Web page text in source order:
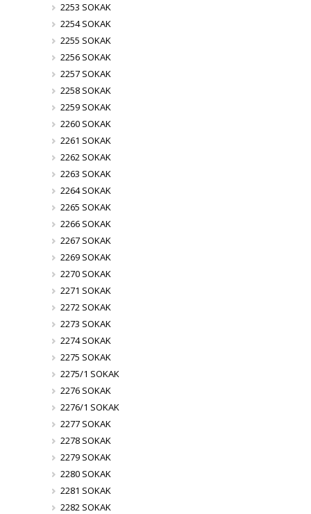
2253 SOKAK
2254 SOKAK
2255 SOKAK
2256 SOKAK
2257 SOKAK
2258 SOKAK
2259 SOKAK
2260 SOKAK
2261 SOKAK
2262 SOKAK
2263 SOKAK
2264 SOKAK
2265 SOKAK
2266 SOKAK
2267 SOKAK
2269 SOKAK
2270 SOKAK
2271 SOKAK
2272 SOKAK
2273 SOKAK
2274 SOKAK
2275 SOKAK
2275/1 SOKAK
2276 SOKAK
2276/1 SOKAK
2277 SOKAK
2278 SOKAK
2279 SOKAK
2280 SOKAK
2281 SOKAK
2282 SOKAK